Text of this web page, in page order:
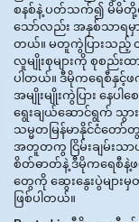
စနစ်နဲ့ ပတ်သက်၍ မိမိတို့လို
သော်လည်း အနှစ်သာရမှာ
တယ်။ မတူကွဲပြားသည့် တိုင်း
လူမျိုးစုများကို စုစည်းထ
ပါတယ်။ ဒီမိုကရေစီနှင့်
အမျိုးမျိုးကွဲပြား နေပ
ရွေးချယ်ဆောင်ရွက် သွာ
သမ္မတမြန်မာနိုင်ငံတော်
အတူတကွ ငြိမ်းချမ်း
စိတ်ဓာတ်နဲ့ ဒီမိုကရေစီ
တွေကို ဆွေးနွေးပွဲများ
ဖြစ်ပါတယ်။